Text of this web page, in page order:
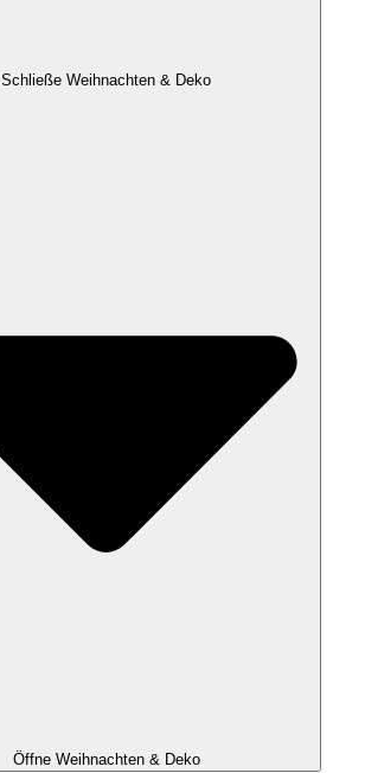
Schließe Weihnachten & Deko
Öffne Weihnachten & Deko